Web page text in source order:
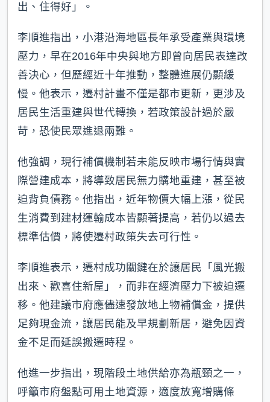
出、住得好」。
李順進指出，小港沿海地區長年承受產業與環境
壓力，早在2016年中央與地方即曾向居民表達改
善決心，但歷經近十年推動，整體進展仍顯緩
慢。他表示，遷村計畫不僅是都市更新，更涉及
居民生活重建與世代轉換，若政策設計過於嚴
苛，恐使民眾進退兩難。
他強調，現行補償機制若未能反映市場行情與實
際營建成本，將導致居民無力購地重建，甚至被
迫背負債務。他指出，近年物價大幅上漲，從民
生消費到建材運輸成本皆顯著提高，若仍以過去
標準估價，將使遷村政策失去可行性。
李順進表示，遷村成功關鍵在於讓居民「風光搬
出來、歡喜住新屋」，而非在經濟壓力下被迫遷
移。他建議市府應儘速發放地上物補償金，提供
足夠現金流，讓居民能及早規劃新居，避免因資
金不足而延誤搬遷時程。
他進一步指出，現階段土地供給亦為瓶頸之一，
呼籲市府盤點可用土地資源，適度放寬增購條